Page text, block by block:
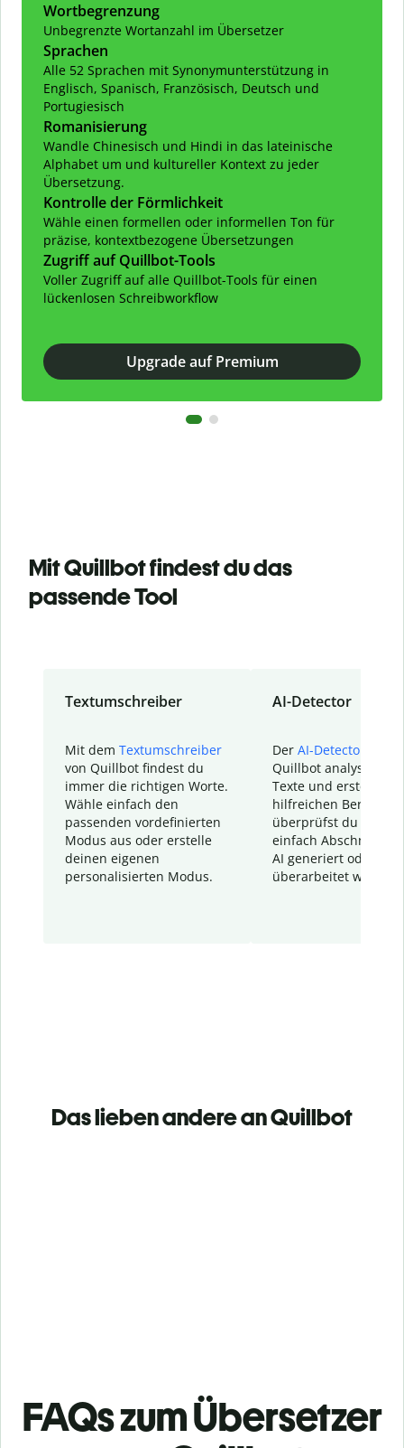
Wortbegrenzung
Unbegrenzte Wortanzahl im Übersetzer
Sprachen
Alle 52 Sprachen mit Synonymunterstützung in
Englisch, Spanisch, Französisch, Deutsch und
Portugiesisch
Romanisierung
Wandle Chinesisch und Hindi in das lateinische
Alphabet um und kultureller Kontext zu jeder
Übersetzung.
Kontrolle der Förmlichkeit
Wähle einen formellen oder informellen Ton für
präzise, kontextbezogene Übersetzungen
Zugriff auf Quillbot-Tools
Voller Zugriff auf alle Quillbot-Tools für einen
lückenlosen Schreibworkflow
Upgrade auf Premium
Mit Quillbot findest du das
passende Tool
Textumschreiber
Mit dem Textumschreiber
von Quillbot findest du
immer die richtigen Worte.
Wähle einfach den
passenden vordefinierten
Modus aus oder erstelle
deinen eigenen
personalisierten Modus.
AI-Detector
Der AI-Detector
Quillbot analysiert
Texte und erstellt
hilfreichen Bericht.
überprüfst du
einfach Abschnitte,
AI generiert oder
überarbeitet wurden.
Das lieben andere an Quillbot
FAQs zum Übersetzer